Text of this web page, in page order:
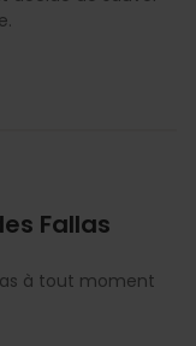
Fallas
à tout moment